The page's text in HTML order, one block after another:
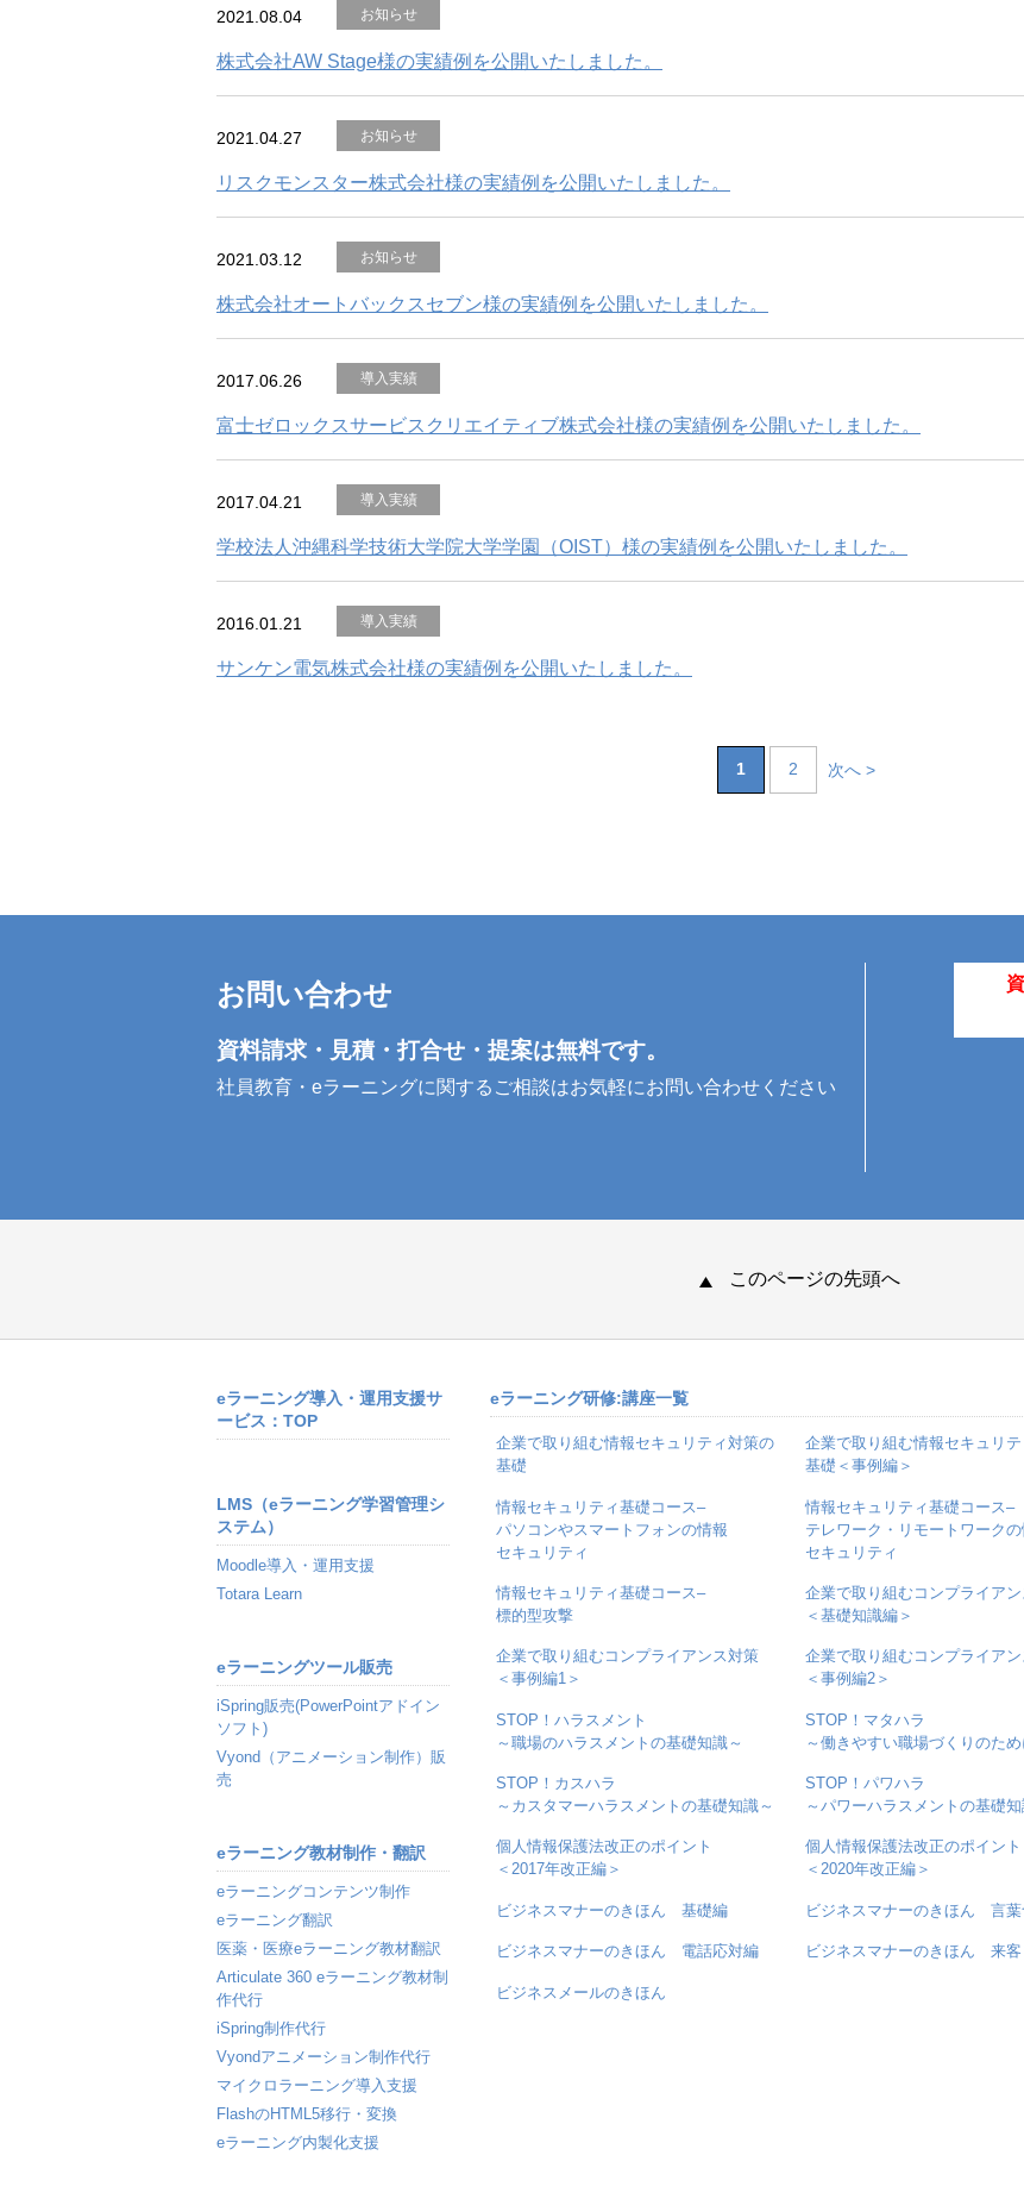
2021.08.04 お知らせ
株式会社AW Stage様の実績例を公開いたしました。
2021.04.27 お知らせ
リスクモンスター株式会社様の実績例を公開いたしました。
2021.03.12 お知らせ
株式会社オートバックスセブン様の実績例を公開いたしました。
2017.06.26 導入実績
富士ゼロックスサービスクリエイティブ株式会社様の実績例を公開いたしました。
2017.04.21 導入実績
学校法人沖縄科学技術大学院大学学園（OIST）様の実績例を公開いたしました。
2016.01.21 導入実績
サンケン電気株式会社様の実績例を公開いたしました。
1 2 次へ >
お問い合わせ
資料請求・見積・打合せ・提案は無料です。
社員教育・eラーニングに関するご相談はお気軽にお問い合わせください
このページの先頭へ
eラーニング導入・運用支援サ
ービス：TOP
LMS（eラーニング学習管理シ
ステム）
Moodle導入・運用支援
Totara Learn
eラーニングツール販売
iSpring販売(PowerPointアドイン
ソフト)
Vyond（アニメーション制作）販
売
eラーニング教材制作・翻訳
eラーニングコンテンツ制作
eラーニング翻訳
医薬・医療eラーニング教材翻訳
Articulate 360 eラーニング教材制
作代行
iSpring制作代行
Vyondアニメーション制作代行
マイクロラーニング導入支援
FlashのHTML5移行・変換
eラーニング内製化支援
eラーニング研修:講座一覧
企業で取り組む情報セキュリティ対策の
基礎
企業で取り組む情報セキュリ
基礎＜事例編＞
情報セキュリティ基礎コース–
パソコンやスマートフォンの情報
セキュリティ
情報セキュリティ基礎コース–
テレワーク・リモートワークの
セキュリティ
情報セキュリティ基礎コース–
標的型攻撃
企業で取り組むコンプライア
＜基礎知識編＞
企業で取り組むコンプライアンス対策
＜事例編1＞
企業で取り組むコンプライア
＜事例編2＞
STOP！ハラスメント
～職場のハラスメントの基礎知識～
STOP！マタハラ
～働きやすい職場づくりのため
STOP！カスハラ
～カスタマーハラスメントの基礎知識～
STOP！パワハラ
～パワーハラスメントの基礎知
個人情報保護法改正のポイント
＜2017年改正編＞
個人情報保護法改正のポイント
＜2020年改正編＞
ビジネスマナーのきほん 基礎編 ビジネスマナーのきほん 言葉
ビジネスマナーのきほん 電話応対編 ビジネスマナーのきほん 来客
ビジネスメールのきほん